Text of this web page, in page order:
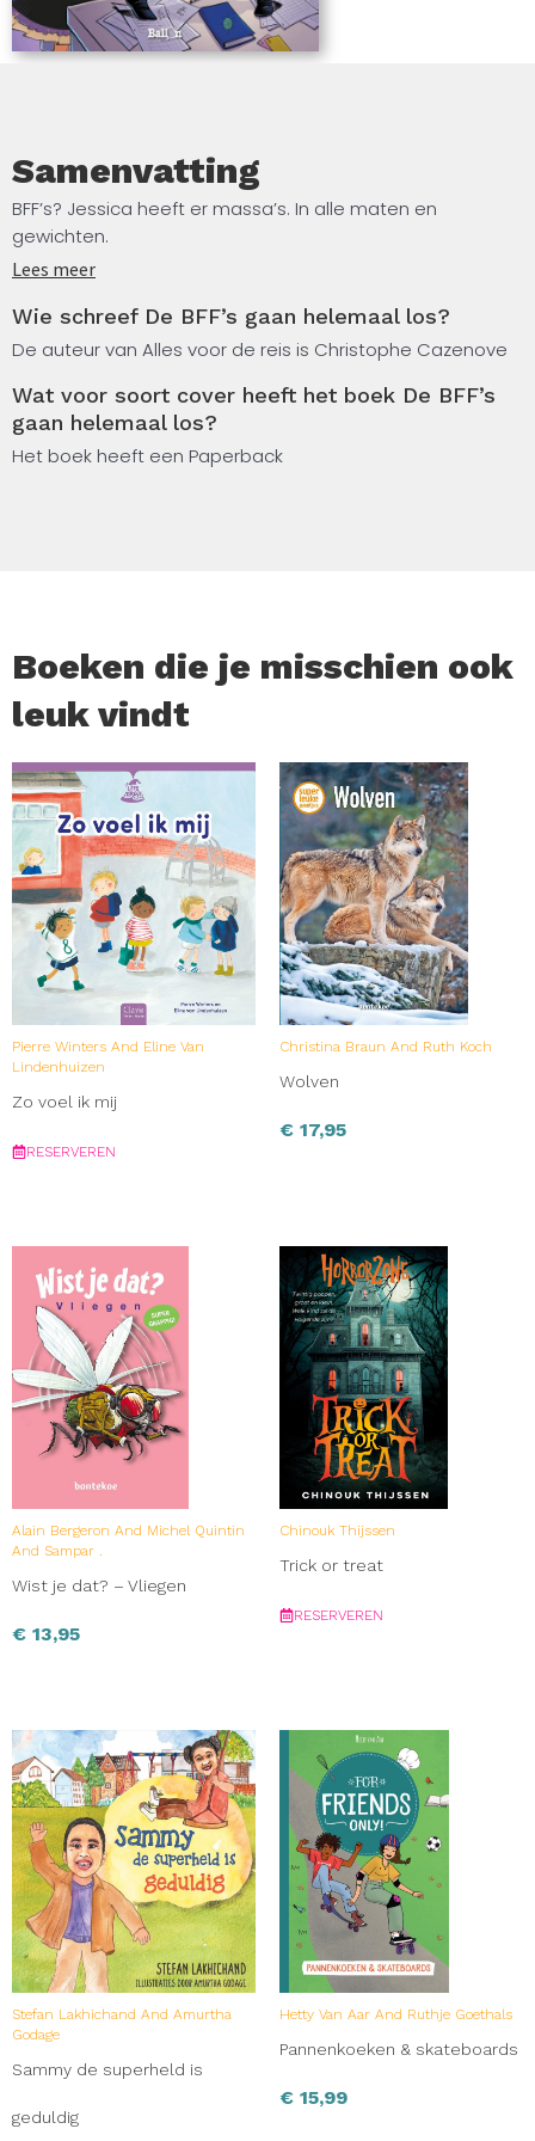
Samenvatting
BFF’s? Jessica heeft er massa’s. In alle maten en
gewichten.
kindertijd, van op school, van bij de kapper, van op de
eerste fuif. BFF’s waar ze al haar geheimen mee deelt en
BFF’s hebben is een voltijdse bezigheid, hoor!
Sms’jes beantwoorden, afspraken inplannen en
Lees meer
Wie schreef De BFF’s gaan helemaal los?
De auteur van Alles voor de reis is Christophe Cazenove
Wat voor soort cover heeft het boek De BFF’s
gaan helemaal los?
Het boek heeft een Paperback
Boeken die je misschien ook
leuk vindt
Pierre Winters And Eline Van
Lindenhuizen
Zo voel ik mij
RESERVEREN
Christina Braun And Ruth Koch
Wolven
€ 17,95
Alain Bergeron And Michel Quintin
And Sampar .
Wist je dat? – Vliegen
€ 13,95
Chinouk Thijssen
Trick or treat
RESERVEREN
Stefan Lakhichand And Amurtha
Godage
Sammy de superheld is
geduldig
Hetty Van Aar And Ruthje Goethals
Pannenkoeken & skateboards
€ 15,99